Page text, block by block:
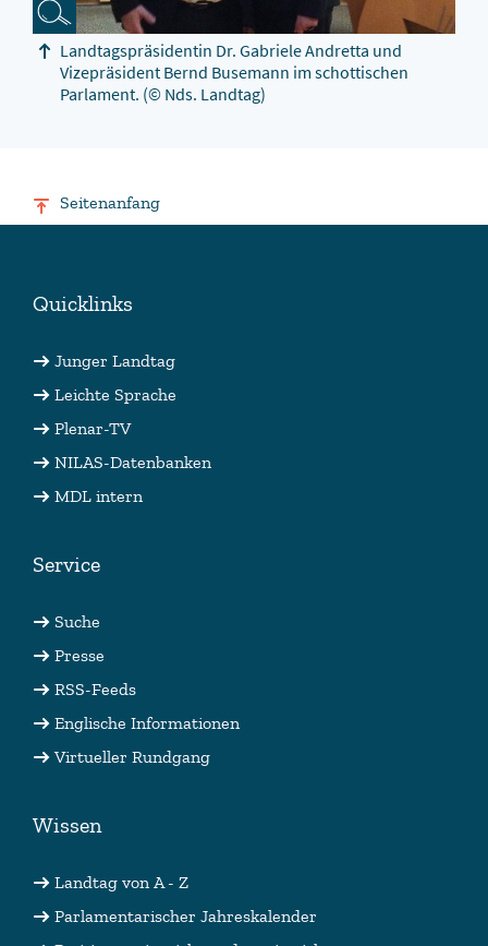
Landtagspräsidentin Dr. Gabriele Andretta und
Vizepräsident Bernd Busemann im schottischen
Parlament. (© Nds. Landtag)
Seitenanfang
Quicklinks
Junger Landtag
Leichte Sprache
Plenar-TV
NILAS-Datenbanken
MDL intern
Service
Suche
Presse
RSS-Feeds
Englische Informationen
Virtueller Rundgang
Wissen
Landtag von A - Z
Parlamentarischer Jahreskalender